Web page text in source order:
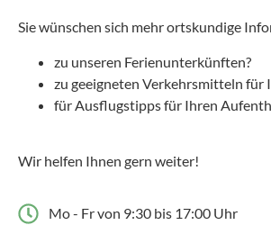
Sie wünschen sich mehr ortskundige
zu unseren Ferienunterkünften?
zu geeigneten Verkehrsmitteln für
für Ausflugstipps für Ihren
Wir helfen Ihnen gern weiter!
Mo - Fr von 9:30 bis 17:00 Uhr